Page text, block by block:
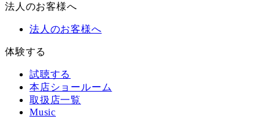
法人のお客様へ
法人のお客様へ
体験する
試聴する
本店ショールーム
取扱店一覧
Music